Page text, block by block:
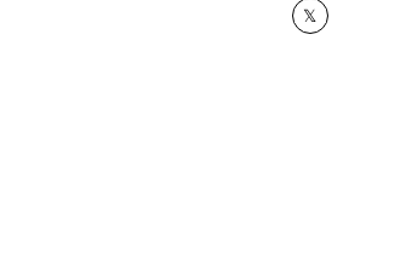
𝕏